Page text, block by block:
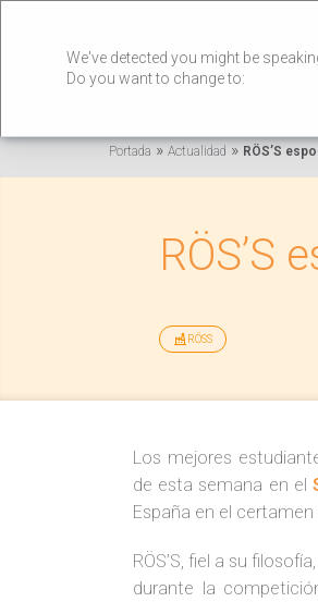
We've detected you might be
Do you want to change to:
Portada»Actualidad»RÖS’S
RÖS’S
RÖSS
Los mejores
de esta semana en el
España en el
RÖS’S, fiel a su
durante la